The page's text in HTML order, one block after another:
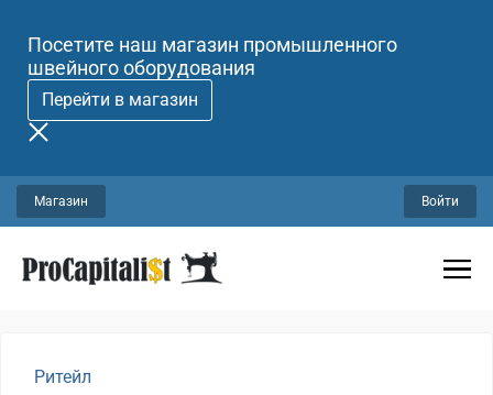
Посетите наш магазин промышленного
швейного оборудования
Перейти в магазин
Магазин Войти
Ритейл